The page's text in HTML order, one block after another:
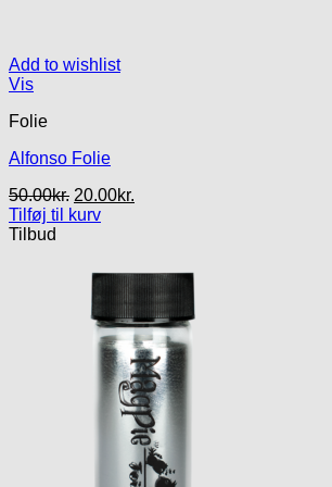
Add to wishlist
Vis
Folie
Alfonso Folie
50.00kr. Den
oprindelige
50.00kr..
20.00kr.
20.00kr..
Tilføj til kurv
Tilbud